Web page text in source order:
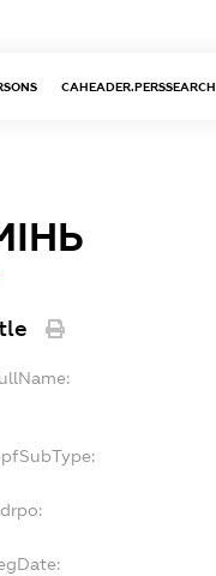
CAHEADER.PERSSEARCH